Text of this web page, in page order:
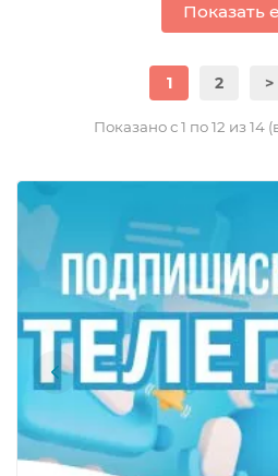
Показать
1 2 >
Показано с 1 по 12 из 14